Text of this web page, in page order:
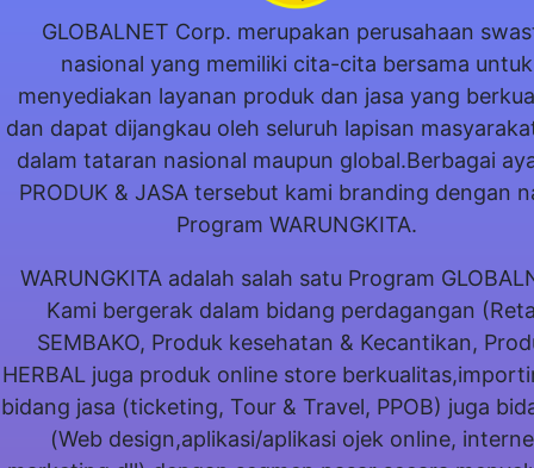
GLOBALNET Corp. merupakan perusahaan
nasional yang memiliki cita-cita bersama untuk
menyediakan layanan produk dan jasa yang
dan dapat dijangkau oleh seluruh lapisan
dalam tataran nasional maupun global.Berbagai
PRODUK & JASA tersebut kami branding dengan
Program WARUNGKITA.
WARUNGKITA adalah salah satu Program
Kami bergerak dalam bidang perdagangan
SEMBAKO, Produk kesehatan & Kecantikan,
HERBAL juga produk online store
bidang jasa (ticketing, Tour & Travel, PPOB) juga
(Web design,aplikasi/aplikasi ojek online,